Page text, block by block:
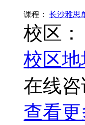
课程： 长沙雅思
校区：
校区地
在线咨
查看更